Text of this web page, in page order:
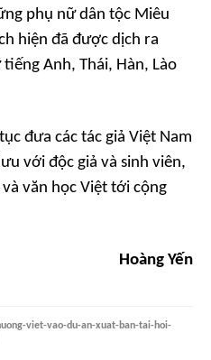
phụ nữ dân tộc Miêu
hiện đã được dịch ra
Anh, Thái, Hàn, Lào
đưa các tác giả Việt Nam
với độc giả và sinh viên,
văn học Việt tới cộng
Hoàng Yến
viet-vao-du-an-xuat-ban-tai-hoi-